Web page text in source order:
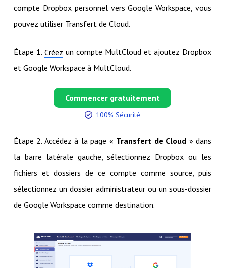
compte Dropbox personnel vers Google Workspace, vous
pouvez utiliser Transfert de Cloud.
Étape 1. Créez un compte MultCloud et ajoutez Dropbox
et Google Workspace à MultCloud.
Commencer gratuitement
100% Sécurité
Étape 2. Accédez à la page « Transfert de Cloud » dans
la barre latérale gauche, sélectionnez Dropbox ou les
fichiers et dossiers de ce compte comme source, puis
sélectionnez un dossier administrateur ou un sous-dossier
de Google Workspace comme destination.